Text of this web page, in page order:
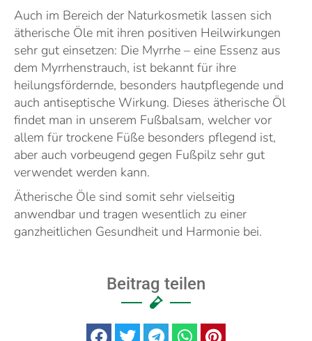
Auch im Bereich der Naturkosmetik lassen sich
ätherische Öle mit ihren positiven Heilwirkungen
sehr gut einsetzen: Die Myrrhe – eine Essenz aus
dem Myrrhenstrauch, ist bekannt für ihre
heilungsfördernde, besonders hautpflegende und
auch antiseptische Wirkung. Dieses ätherische Öl
findet man in unserem Fußbalsam, welcher vor
allem für trockene Füße besonders pflegend ist,
aber auch vorbeugend gegen Fußpilz sehr gut
verwendet werden kann.
Ätherische Öle sind somit sehr vielseitig
anwendbar und tragen wesentlich zu einer
ganzheitlichen Gesundheit und Harmonie bei.
Beitrag teilen